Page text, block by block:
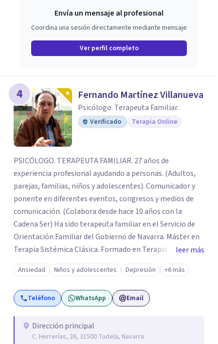
Envía un mensaje al profesional
Coordina una sesión directamente mediante mensaje
Ver perfil completo
4 Fernando Martínez Villanueva
Psicólogo. Terapeuta Familiar.
Verificado Terapia Online
PSICÓLOGO. TERAPEUTA FAMILIAR. 27 años de
experiencia profesional ayudando a personas. (Adultos,
parejas, familias, niños y adolescentes). Comunicador y
ponente en diferentes eventos, congresos y medios de
comunicación. (Colabora desde hace 10 años con la
Cadena Ser) Ha sido terapeuta familiar en el Servicio de
Orientación Familiar del Gobierno de Navarra. Máster en
Terapia Sistémica Clásica. Formado en Terapia Sistémica
Transgeneracional con Bert Hellinger. Autor del libro
“Mediación entre niño y T.V. Lo que los padres podemos
hacer”
leer más
Ansiedad Niños y adolescentes Depresión +6 más
Teléfono WhatsApp Email
Dirección principal
C. Herrerías, 26, 31500 Tudela, Navarra